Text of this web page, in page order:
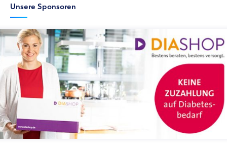
Unsere Sponsoren